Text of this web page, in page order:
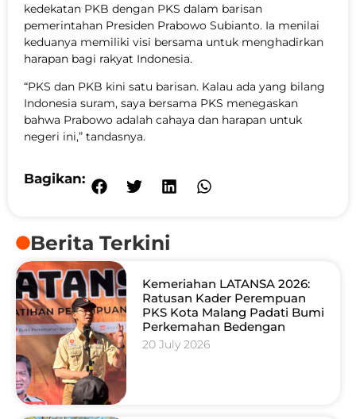
kedekatan PKB dengan PKS dalam barisan
pemerintahan Presiden Prabowo Subianto. Ia menilai
keduanya memiliki visi bersama untuk menghadirkan
harapan bagi rakyat Indonesia.
“PKS dan PKB kini satu barisan. Kalau ada yang bilang
Indonesia suram, saya bersama PKS menegaskan
bahwa Prabowo adalah cahaya dan harapan untuk
negeri ini,” tandasnya.
Bagikan:
Berita Terkini
Kemeriahan LATANSA 2026:
Ratusan Kader Perempuan
PKS Kota Malang Padati Bumi
Perkemahan Bedengan
20 July 2026